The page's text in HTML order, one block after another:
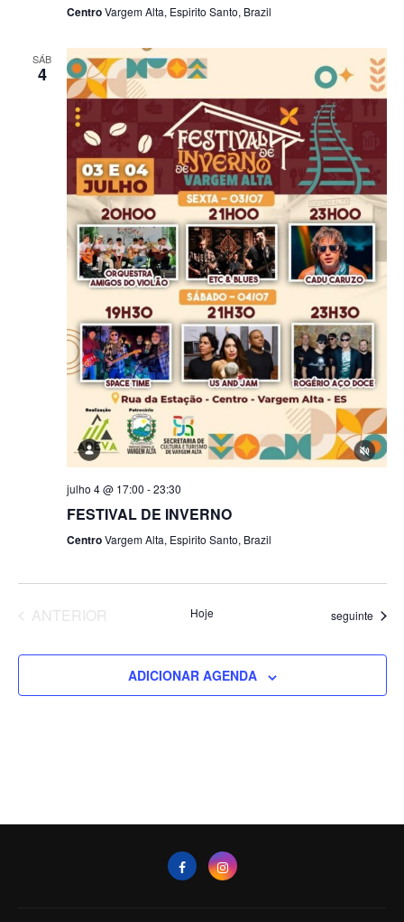
CentroVargem Alta, Espirito Santo, Brazil
SÁB
4
julho 4 @ 17:00 -23:30
FESTIVAL DE INVERNO
CentroVargem Alta, Espirito Santo, Brazil
EVENTOS
ANTERIOR Hoje Eventos
seguinte
ADICIONAR AGENDA